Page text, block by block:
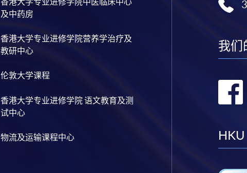
及中药房
香港大学专业进修学院营养学治疗及
教研中心
伦敦大学课程
香港大学专业进修学院 语文教育及测
试中心
物流及运输课程中心
我们
HKU